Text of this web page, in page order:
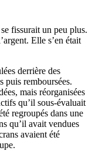
fissurait un peu plus.
Elle s’en était
derrière des
puis remboursées.
mais réorganisées
qu’il sous-évaluait
regroupés dans une
qu’il avait vendues
avaient été